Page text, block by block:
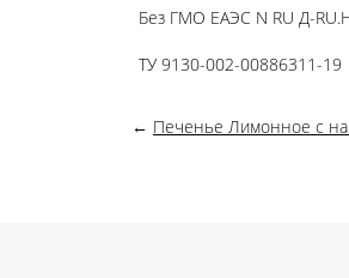
Без ГМО ЕАЭС N RU Д-
ТУ 9130-002-00886311-19
← Печенье Лимонное с